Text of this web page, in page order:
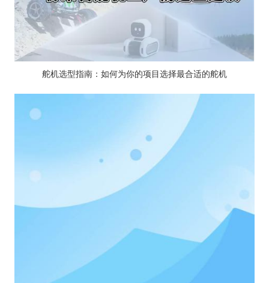
舵机选型指南：如何为你的项目选择最合适的舵机